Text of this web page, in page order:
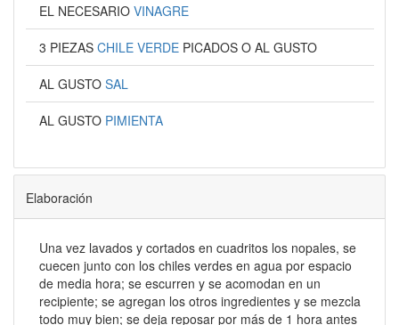
EL NECESARIO VINAGRE
3 PIEZAS CHILE VERDE PICADOS O AL GUSTO
AL GUSTO SAL
AL GUSTO PIMIENTA
Elaboración
Una vez lavados y cortados en cuadritos los nopales, se
cuecen junto con los chiles verdes en agua por espacio
de media hora; se escurren y se acomodan en un
recipiente; se agregan los otros ingredientes y se mezcla
todo muy bien; se deja reposar por más de 1 hora antes